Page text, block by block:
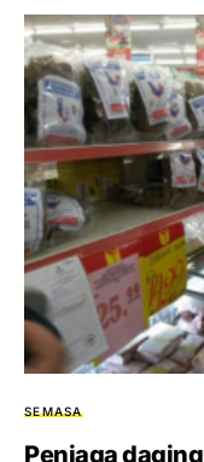
SEMASA
Peniaga